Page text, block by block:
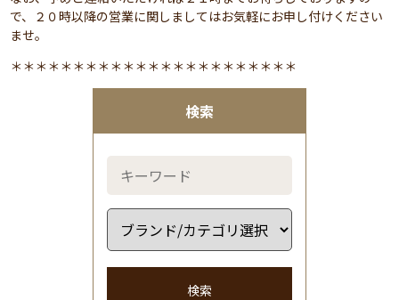
検索
検索
で、２０時以降の営業に関しましてはお気軽にお申し付けください
ませ。
＊＊＊＊＊＊＊＊＊＊＊＊＊＊＊＊＊＊＊＊＊＊＊